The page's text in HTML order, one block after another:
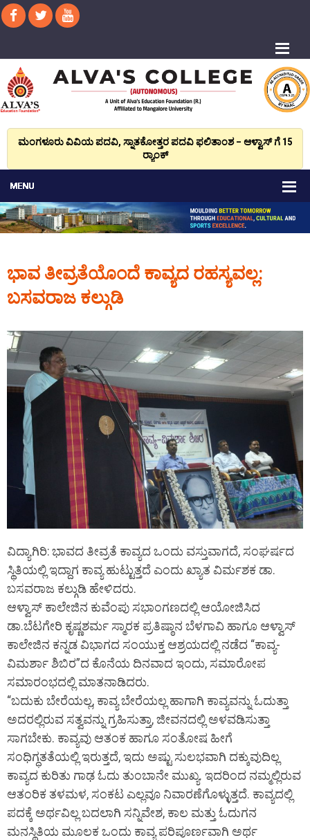
ಮಂಗಳೂರು ವಿವಿಯ ಪದವಿ, ಸ್ನಾತಕೋತ್ತರ ಪದವಿ ಫಲಿತಾಂಶ – ಆಳ್ವಾಸ್ ಗೆ 15
ರ್‍ಯಾಂಕ್‌
ಭಾವ ತೀವ್ರತೆಯೊಂದೆ ಕಾವ್ಯದ ರಹಸ್ಯವಲ್ಲ:
ಬಸವರಾಜ ಕಲ್ಗುಡಿ
ವಿದ್ಯಾಗಿರಿ: ಭಾವದ ತೀವ್ರತೆ ಕಾವ್ಯದ ಒಂದು ವಸ್ತುವಾಗದೆ, ಸಂಘರ್ಷದ
ಸ್ಥಿತಿಯಲ್ಲಿ ಇದ್ದಾಗ ಕಾವ್ಯ ಹುಟ್ಟುತ್ತದೆ ಎಂದು ಖ್ಯಾತ ವಿರ್ಮಶಕ ಡಾ.
ಬಸವರಾಜ ಕಲ್ಗುಡಿ ಹೇಳಿದರು.
ಆಳ್ವಾಸ್ ಕಾಲೇಜಿನ ಕುವೆಂಪು ಸಭಾಂಗಣದಲ್ಲಿ ಆಯೋಜಿಸಿದ
ಡಾ.ಬೆಟಗೇರಿ ಕೃಷ್ಣಶರ್ಮ ಸ್ಮಾರಕ ಪ್ರತಿಷ್ಠಾನ ಬೆಳಗಾವಿ ಹಾಗೂ ಆಳ್ವಾಸ್
ಕಾಲೇಜಿನ ಕನ್ನಡ ವಿಭಾಗದ ಸಂಯುಕ್ತ ಆಶ್ರಯದಲ್ಲಿ ನಡೆದ “ಕಾವ್ಯ-
ವಿಮರ್ಶಾ ಶಿಬಿರ”ದ ಕೊನೆಯ ದಿನವಾದ ಇಂದು, ಸಮಾರೋಪ
ಸಮಾರಂಭದಲ್ಲಿ ಮಾತನಾಡಿದರು.
“ಬದುಕು ಬೇರೆಯಲ್ಲ, ಕಾವ್ಯ ಬೇರೆಯಲ್ಲ ಹಾಗಾಗಿ ಕಾವ್ಯವನ್ನು ಓದುತ್ತಾ
ಅದರಲ್ಲಿರುವ ಸತ್ವವನ್ನು ಗ್ರಹಿಸುತ್ತಾ, ಜೀವನದಲ್ಲಿ ಅಳವಡಿಸುತ್ತಾ
ಸಾಗಬೇಕು. ಕಾವ್ಯವು ಆತಂಕ ಹಾಗೂ ಸಂತೋಷ ಹೀಗೆ
ಸಂಧಿಗ್ಧತತೆಯಲ್ಲಿ ಇರುತ್ತದೆ, ಇದು ಅಷ್ಟು ಸುಲಭವಾಗಿ ದಕ್ಕುವುದಿಲ್ಲ
ಕಾವ್ಯದ ಕುರಿತು ಗಾಢ ಓದು ತುಂಬಾನೇ ಮುಖ್ಯ. ಇದರಿಂದ ನಮ್ಮಲ್ಲಿರುವ
ಆತಂರಿಕ ತಳಮಳ, ಸಂಕಟ ಎಲ್ಲವೂ ನಿವಾರಣೆಗೊಳ್ಳುತ್ತದೆ. ಕಾವ್ಯದಲ್ಲಿ
ಪದಕ್ಕೆ ಅರ್ಥವಿಲ್ಲ ಬದಲಾಗಿ ಸನ್ನಿವೇಶ, ಕಾಲ ಮತ್ತು ಓದುಗನ
ಮನಸ್ಥಿತಿಯ ಮೂಲಕ ಒಂದು ಕಾವ್ಯ ಪರಿಪೂರ್ಣವಾಗಿ ಅರ್ಥ